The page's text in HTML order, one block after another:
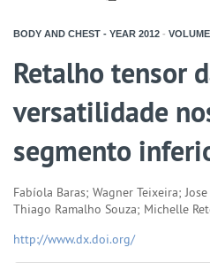
BODY AND CHEST - YEAR 2012 - VOLUME
Retalho tensor
versatilidade
segmento
Fabíola Baras; Wagner Teixeira;
Thiago Ramalho Souza; Michelle
http://www.dx.doi.org/